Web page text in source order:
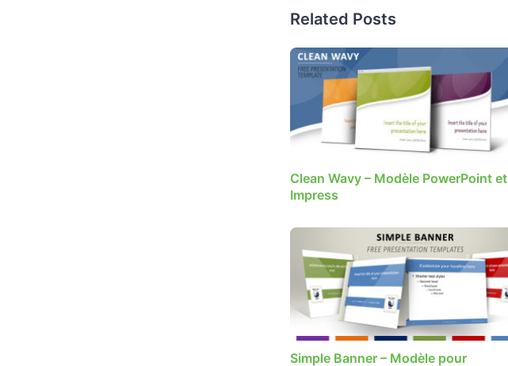
Related Posts
Clean Wavy – Modèle PowerPoint et
Impress
Simple Banner – Modèle pour